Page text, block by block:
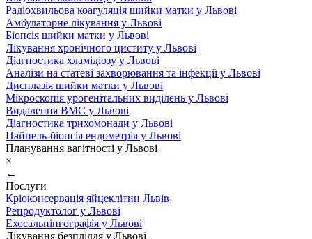
Радіохвильова коагуляція шийки матки у Львові
Амбулаторне лікування у Львові
Біопсія шийки матки у Львові
Лікування хронічного циститу у Львові
Діагностика хламідіозу у Львові
Аналізи на статеві захворювання та інфекції у Львові
Дисплазія шийки матки у Львові
Мікроскопія урогенітальних виділень у Львові
Видалення ВМС у Львові
Діагностика трихомонади у Львові
Пайпель-біопсія ендометрія у Львові
Планування вагітності у Львові
×
←
Послуги
Кріоконсервація яйцеклітин Львів
Репродуктолог у Львові
Ехосальпінгографія у Львові
Лікування безпліддя у Львові